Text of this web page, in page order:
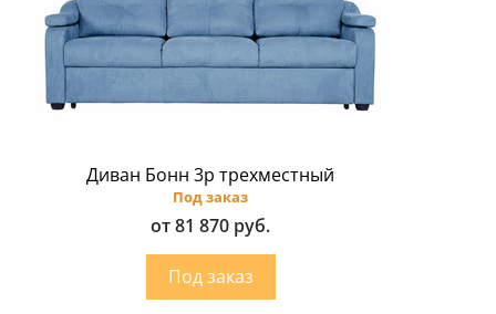
Диван Бонн 3p трехместный
Под заказ
от 81 870 руб.